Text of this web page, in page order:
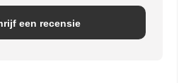
een recensie